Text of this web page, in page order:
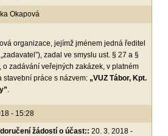
Okapová
organizace, jejímž jménem jedná ředitel
zadal ve smyslu ust. § 27 a §
o zadávání veřejných zakázek, v platném
stavební práce s názvem: „VUZ Tábor, Kpt.
.
- 15:28
žádostí o účast:: 20. 3. 2018 -